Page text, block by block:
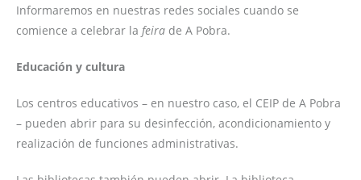
Informaremos en nuestras redes sociales cuando se
comience a celebrar la feira de A Pobra.
Educación y cultura
Los centros educativos – en nuestro caso, el CEIP de A Pobra
– pueden abrir para su desinfección, acondicionamiento y
realización de funciones administrativas.